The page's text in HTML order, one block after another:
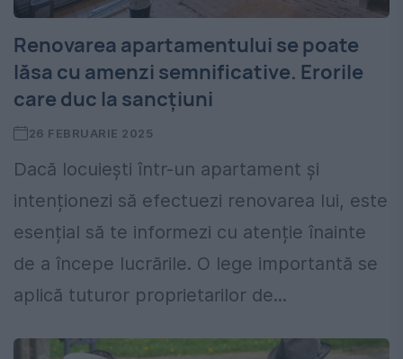
Renovarea apartamentului se poate
lăsa cu amenzi semnificative. Erorile
care duc la sancțiuni
26 FEBRUARIE 2025
Dacă locuiești într-un apartament și
intenționezi să efectuezi renovarea lui, este
esențial să te informezi cu atenție înainte
de a începe lucrările. O lege importantă se
aplică tuturor proprietarilor de...